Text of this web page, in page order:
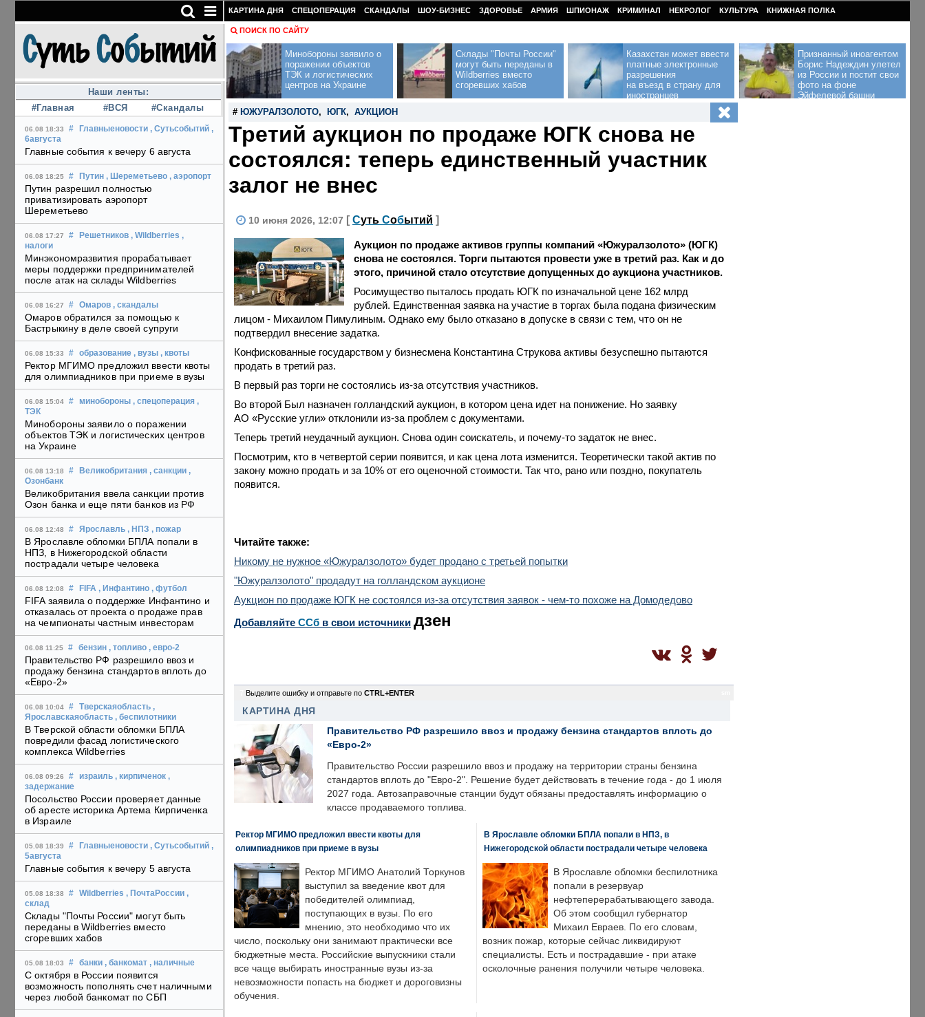
Наши ленты:
#Главная
#ВСЯ #Скандалы
06.08 18:33 # Главныеновости , Сутьсобытий ,
6августа
Главные события к вечеру 6 августа
06.08 18:25 # Путин , Шереметьево , аэропорт
Путин разрешил полностью
приватизировать аэропорт
Шереметьево
06.08 17:27 # Решетников , Wildberries ,
налоги
Минэкономразвития прорабатывает
меры поддержки предпринимателей
после атак на склады Wildberries
06.08 16:27 # Омаров , скандалы
Омаров обратился за помощью к
Бастрыкину в деле своей супруги
06.08 15:33 # образование , вузы , квоты
Ректор МГИМО предложил ввести квоты
для олимпиадников при приеме в вузы
06.08 15:04 # минобороны , спецоперация ,
ТЭК
Минобороны заявило о поражении
объектов ТЭК и логистических центров
на Украине
06.08 13:18 # Великобритания , санкции ,
Озонбанк
Великобритания ввела санкции против
Озон банка и еще пяти банков из РФ
06.08 12:48 # Ярославль , НПЗ , пожар
В Ярославле обломки БПЛА попали в
НПЗ, в Нижегородской области
пострадали четыре человека
06.08 12:08 # FIFA , Инфантино , футбол
FIFA заявила о поддержке Инфантино и
отказалась от проекта о продаже прав
на чемпионаты частным инвесторам
06.08 11:25 # бензин , топливо , евро-2
Правительство РФ разрешило ввоз и
продажу бензина стандартов вплоть до
«Евро-2»
06.08 10:04 # Тверскаяобласть ,
Ярославскаяобласть , беспилотники
В Тверской области обломки БПЛА
повредили фасад логистического
комплекса Wildberries
06.08 09:26 # израиль , кирпиченок ,
задержание
Посольство России проверяет данные
об аресте историка Артема Кирпиченка
в Израиле
05.08 18:39 # Главныеновости , Сутьсобытий ,
5августа
Главные события к вечеру 5 августа
05.08 18:38 # Wildberries , ПочтаРоссии ,
склад
Склады "Почты России" могут быть
переданы в Wildberries вместо
сгоревших хабов
05.08 18:03 # банки , банкомат , наличные
С октября в России появится
возможность пополнять счет наличными
через любой банкомат по СБП
КАРТИНА ДНЯ СПЕЦОПЕРАЦИЯ СКАНДАЛЫ ШОУ-БИЗНЕС ЗДОРОВЬЕ АРМИЯ ШПИОНАЖ КРИМИНАЛ НЕКРОЛОГ КУЛЬТУРА КНИЖНАЯ ПОЛКА
ПОИСК ПО САЙТУ
Минобороны заявило о
поражении объектов
ТЭК и логистических
центров на Украине
Склады "Почты России"
могут быть переданы в
Wildberries вместо
сгоревших хабов
Казахстан может ввести
платные электронные
разрешения
на въезд в страну для
иностранцев
Признанный иноагентом
Борис Надеждин улетел
из России и постит свои
фото на фоне
Эйфелевой башни
# ЮЖУРАЛЗОЛОТО, ЮГК, АУКЦИОН
Третий аукцион по продаже ЮГК снова не
состоялся: теперь единственный участник
залог не внес
10 июня 2026, 12:07 [ Суть Событий ]
Аукцион по продаже активов группы компаний «Южуралзолото» (ЮГК)
снова не состоялся. Торги пытаются провести уже в третий раз. Как и до
этого, причиной стало отсутствие допущенных до аукциона участников.
Росимущество пыталось продать ЮГК по изначальной цене 162 млрд
рублей. Единственная заявка на участие в торгах была подана физическим
лицом - Михаилом Пимулиным. Однако ему было отказано в допуске в связи с тем, что он не
подтвердил внесение задатка.
Конфискованные государством у бизнесмена Константина Струкова активы безуспешно пытаются
продать в третий раз.
В первый раз торги не состоялись из-за отсутствия участников.
Во второй Был назначен голландский аукцион, в котором цена идет на понижение. Но заявку
АО «Русские угли» отклонили из-за проблем с документами.
Теперь третий неудачный аукцион. Снова один соискатель, и почему-то задаток не внес.
Посмотрим, кто в четвертой серии появится, и как цена лота изменится. Теоретически такой актив по
закону можно продать и за 10% от его оценочной стоимости. Так что, рано или поздно, покупатель
появится.
Читайте также:
Никому не нужное «Южуралзолото» будет продано с третьей попытки
"Южуралзолото" продадут на голландском аукционе
Аукцион по продаже ЮГК не состоялся из-за отсутствия заявок - чем-то похоже на Домодедово
Добавляйте CСб в свои источники дзен
Выделите ошибку и отправьте по CTRL+ENTER
КАРТИНА ДНЯ
Правительство РФ разрешило ввоз и продажу бензина стандартов вплоть до
«Евро-2»
Правительство России разрешило ввоз и продажу на территории страны бензина
стандартов вплоть до "Евро-2". Решение будет действовать в течение года - до 1 июля
2027 года. Автозаправочные станции будут обязаны предоставлять информацию о
классе продаваемого топлива.
Ректор МГИМО предложил ввести квоты для
олимпиадников при приеме в вузы
Ректор МГИМО Анатолий Торкунов
выступил за введение квот для
победителей олимпиад,
поступающих в вузы. По его
мнению, это необходимо что их
число, поскольку они занимают практически все
бюджетные места. Российские выпускники стали
все чаще выбирать иностранные вузы из-за
невозможности попасть на бюджет и дороговизны
обучения.
В Ярославле обломки БПЛА попали в НПЗ, в
Нижегородской области пострадали четыре человека
В Ярославле обломки беспилотника
попали в резервуар
нефтеперерабатывающего завода.
Об этом сообщил губернатор
Михаил Евраев. По его словам,
возник пожар, которые сейчас ликвидируют
специалисты. Есть и пострадавшие - при атаке
осколочные ранения получили четыре человека.